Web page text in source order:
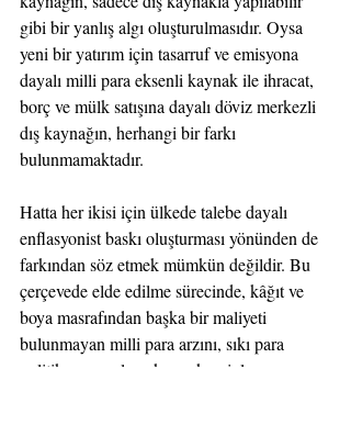
gibi bir yanlış algı oluşturulmasıdır. Oysa
yeni bir yatırım için tasarruf ve emisyona
dayalı milli para eksenli kaynak ile ihracat,
borç ve mülk satışına dayalı döviz merkezli
dış kaynağın, herhangi bir farkı
bulunmamaktadır.
Hatta her ikisi için ülkede talebe dayalı
enflasyonist baskı oluşturması yönünden de
farkından söz etmek mümkün değildir. Bu
çerçevede elde edilme sürecinde, kâğıt ve
boya masrafından başka bir maliyeti
bulunmayan milli para arzını, sıkı para
politikası uygulamak gerekçesiyle